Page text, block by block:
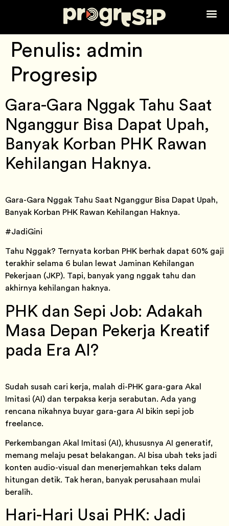
Penulis: admin
Progresip
Gara-Gara Nggak Tahu Saat
Nganggur Bisa Dapat Upah,
Banyak Korban PHK Rawan
Kehilangan Haknya.
Gara-Gara Nggak Tahu Saat Nganggur Bisa Dapat Upah,
Banyak Korban PHK Rawan Kehilangan Haknya.
#JadiGini
Tahu Nggak? Ternyata korban PHK berhak dapat 60% gaji
terakhir selama 6 bulan lewat Jaminan Kehilangan
Pekerjaan (JKP). Tapi, banyak yang nggak tahu dan
akhirnya kehilangan haknya.
PHK dan Sepi Job: Adakah
Masa Depan Pekerja Kreatif
pada Era AI?
Sudah susah cari kerja, malah di-PHK gara-gara Akal
Imitasi (AI) dan terpaksa kerja serabutan. Ada yang
rencana nikahnya buyar gara-gara AI bikin sepi job
freelance.
Perkembangan Akal Imitasi (AI), khususnya AI generatif,
memang melaju pesat belakangan. AI bisa ubah teks jadi
konten audio-visual dan menerjemahkan teks dalam
hitungan detik. Tak heran, banyak perusahaan mulai
beralih.
Hari-Hari Usai PHK: Jadi